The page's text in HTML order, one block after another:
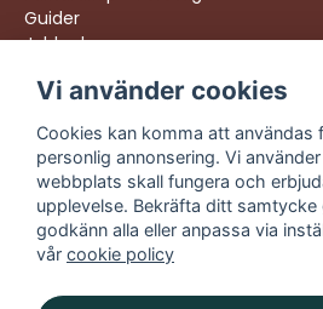
Guider
Jobba hos oss
Följ oss:
Instagram
Facebook
TikTok
YouTube
Vi
Fri
Vi använder cookies
Cookies kan komma att användas
personlig annonsering. Vi
webbplats skall fungera och
upplevelse. Bekräfta ditt
godkänn alla eller anpassa via
vår cookie policy